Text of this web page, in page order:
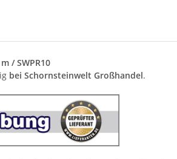
/ SWPR10
bei Schornsteinwelt Großhandel.